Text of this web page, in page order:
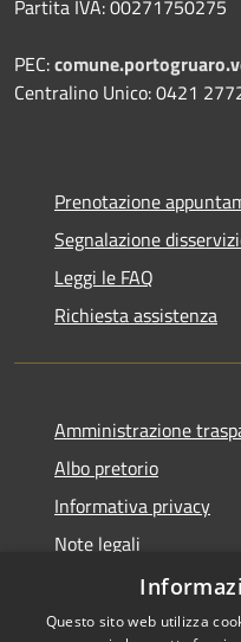
Partita IVA: 00271750275
PEC:
Centralino Unico: 0421
Prenotazione
Segnalazione
Leggi le FAQ
Richiesta assistenza
Amministrazione
Albo pretorio
Informativa privacy
Note legali
Dichiarazione di
Questo sito web utilizza